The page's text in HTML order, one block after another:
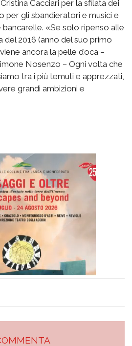
Cacciari per la sfilata dei
per gli sbandieratori e musici e
«Se solo ripenso alle
2016 (anno del suo primo
ancora la pelle d’oca –
Nosenzo – Ogni volta che
tra i più temuti e apprezzati,
grandi ambizioni e